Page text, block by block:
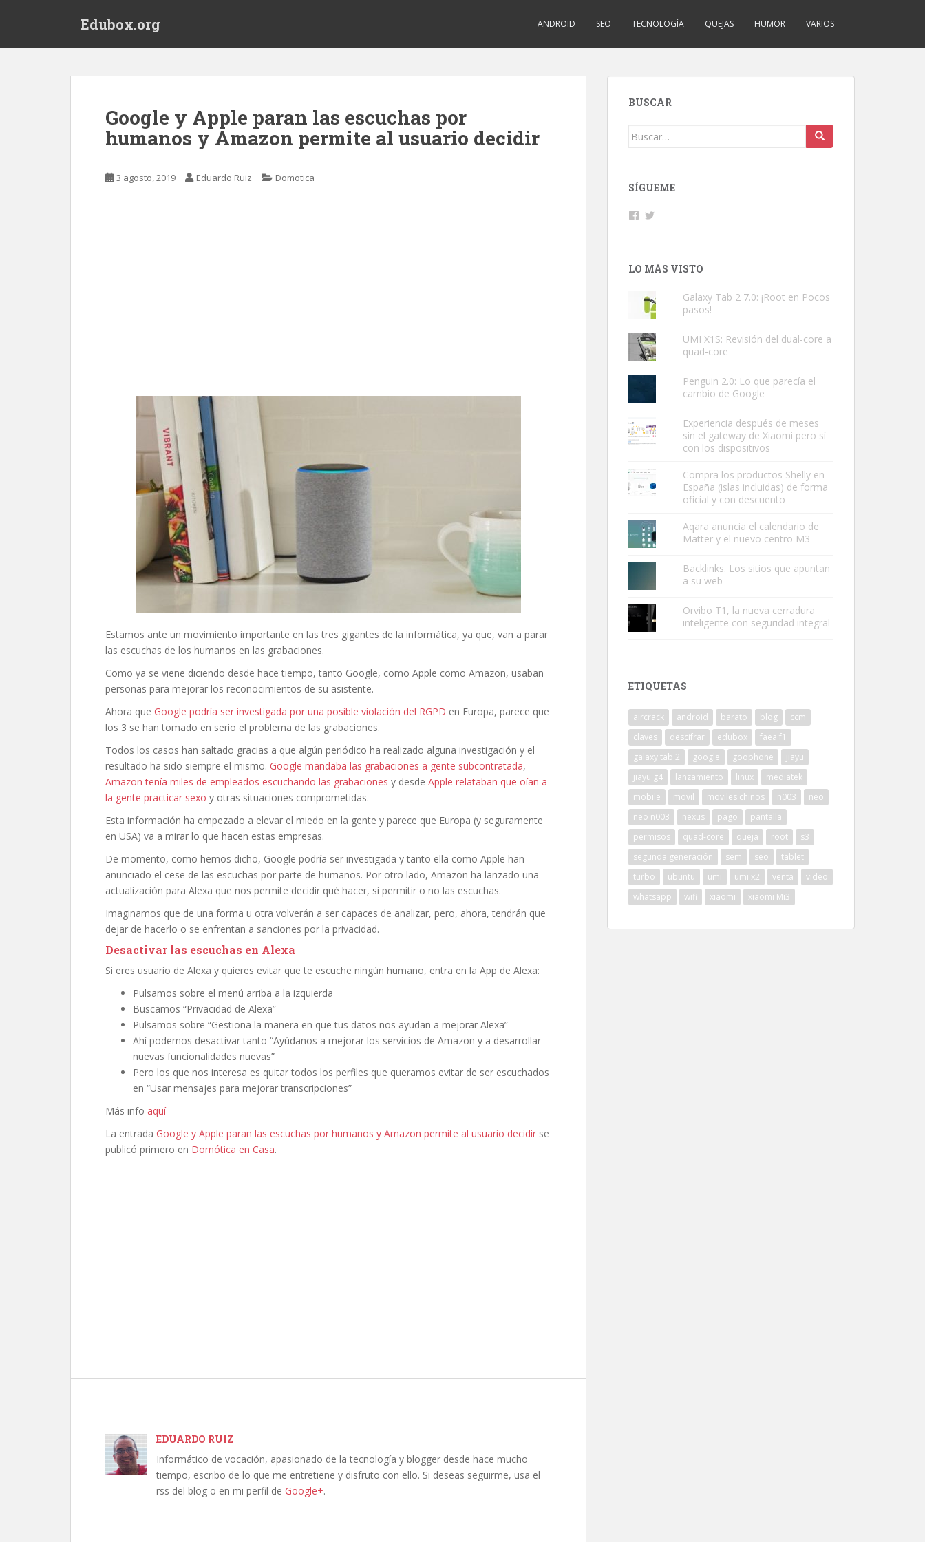
Edubox.org ANDROID SEO TECNOLOGÍA QUEJAS HUMOR VARIOS
Google y Apple paran las escuchas por
humanos y Amazon permite al usuario decidir
3 agosto, 2019 Eduardo Ruiz Domotica
Estamos ante un movimiento importante en las tres gigantes de la informática, ya que, van a parar
las escuchas de los humanos en las grabaciones.
Como ya se viene diciendo desde hace tiempo, tanto Google, como Apple como Amazon, usaban
personas para mejorar los reconocimientos de su asistente.
Ahora que Google podría ser investigada por una posible violación del RGPD en Europa, parece que
los 3 se han tomado en serio el problema de las grabaciones.
Todos los casos han saltado gracias a que algún periódico ha realizado alguna investigación y el
resultado ha sido siempre el mismo. Google mandaba las grabaciones a gente subcontratada,
Amazon tenía miles de empleados escuchando las grabaciones y desde Apple relataban que oían a
la gente practicar sexo y otras situaciones comprometidas.
Esta información ha empezado a elevar el miedo en la gente y parece que Europa (y seguramente
en USA) va a mirar lo que hacen estas empresas.
De momento, como hemos dicho, Google podría ser investigada y tanto ella como Apple han
anunciado el cese de las escuchas por parte de humanos. Por otro lado, Amazon ha lanzado una
actualización para Alexa que nos permite decidir qué hacer, si permitir o no las escuchas.
Imaginamos que de una forma u otra volverán a ser capaces de analizar, pero, ahora, tendrán que
dejar de hacerlo o se enfrentan a sanciones por la privacidad.
Desactivar las escuchas en Alexa
Si eres usuario de Alexa y quieres evitar que te escuche ningún humano, entra en la App de Alexa:
Pulsamos sobre el menú arriba a la izquierda
Buscamos “Privacidad de Alexa”
Pulsamos sobre “Gestiona la manera en que tus datos nos ayudan a mejorar Alexa”
Ahí podemos desactivar tanto “Ayúdanos a mejorar los servicios de Amazon y a desarrollar
nuevas funcionalidades nuevas”
Pero los que nos interesa es quitar todos los perfiles que queramos evitar de ser escuchados
en “Usar mensajes para mejorar transcripciones”
Más info aquí
La entrada Google y Apple paran las escuchas por humanos y Amazon permite al usuario decidir se
publicó primero en Domótica en Casa.
EDUARDO RUIZ
Informático de vocación, apasionado de la tecnología y blogger desde hace mucho
tiempo, escribo de lo que me entretiene y disfruto con ello. Si deseas seguirme, usa el
rss del blog o en mi perfil de Google+.
BUSCAR
Buscar:
SÍGUEME
Facebook
LO MÁS VISTO
Galaxy Tab 2 7.0: ¡Root en Pocos
pasos!
UMI X1S: Revisión del dual-core a
quad-core
Penguin 2.0: Lo que parecía el
cambio de Google
Experiencia después de meses
sin el gateway de Xiaomi pero sí
con los dispositivos
Compra los productos Shelly en
España (islas incluidas) de forma
oficial y con descuento
Aqara anuncia el calendario de
Matter y el nuevo centro M3
Backlinks. Los sitios que apuntan
a su web
Orvibo T1, la nueva cerradura
inteligente con seguridad integral
ETIQUETAS
aircrack android barato blog
ccm
claves
descifrar edubox
faea f1
galaxy tab 2
google goophone
jiayu
jiayu g4
lanzamiento linux
mediatek
mobile
movil moviles chinos n003
neo
neo n003
nexus pago
pantalla
permisos
quad-core queja root
s3
segunda generación
sem seo
tablet
turbo
ubuntu umi umi x2 venta
video
whatsapp
wifi xiaomi xiaomi Mi3